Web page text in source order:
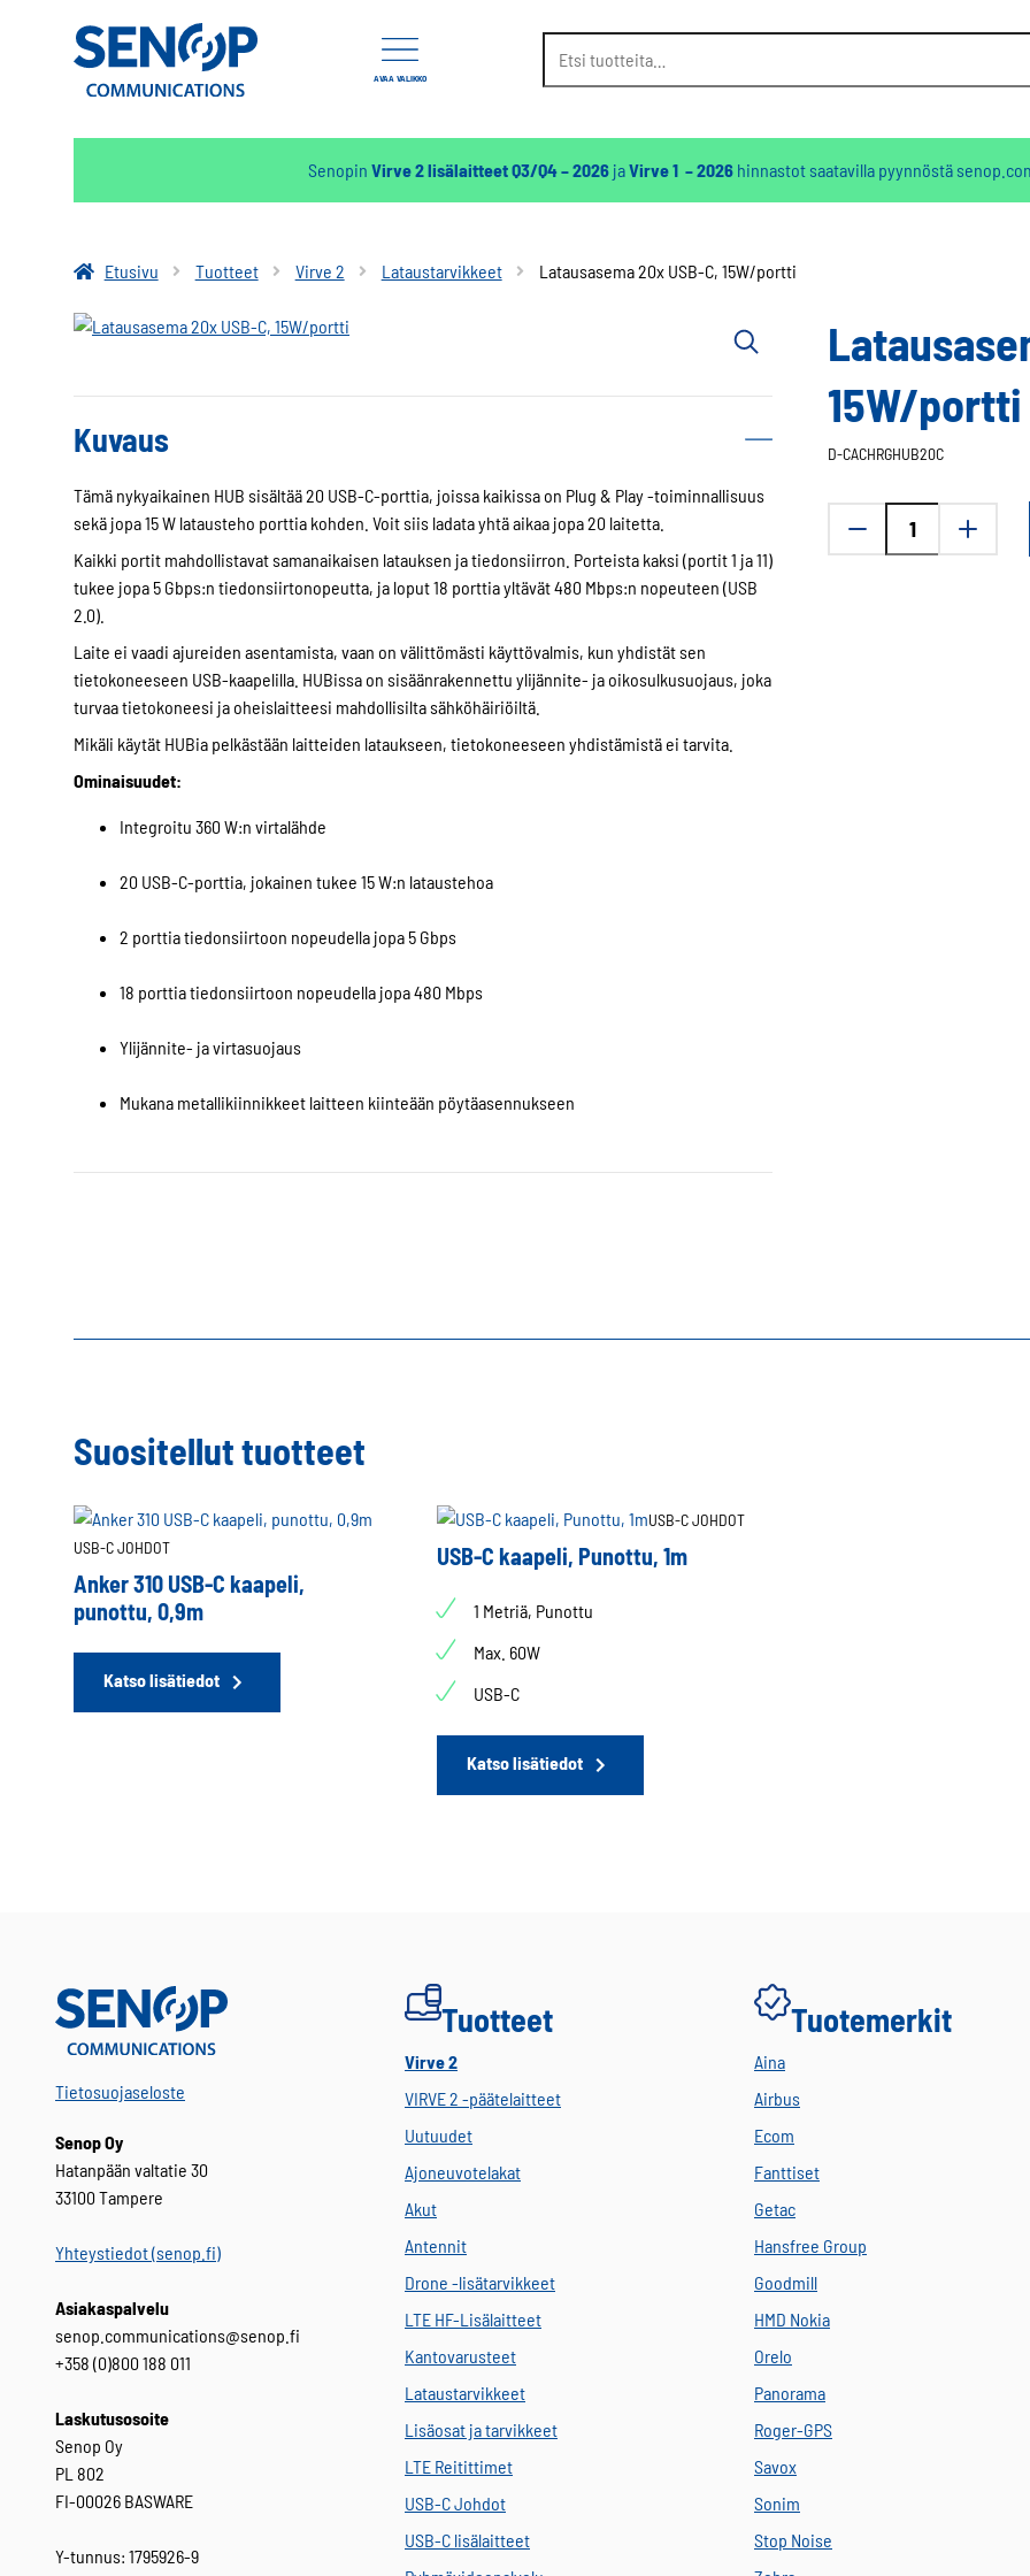
AVAA VALIKKO
Senopin Virve 2 lisälaitteet Q3/Q4 – 2026jaVirve 1 – 2026hinnastot saatavilla pyynnöstä
Etusivu
Tuotteet Virve 2 Lataustarvikkeet Latausasema 20x USB-C, 15W/portti
15W/portti
D-CACHRGHUB20C
Kuvaus
Tämä nykyaikainen HUB sisältää 20 USB-C-porttia, joissa kaikissa on Plug & Play -toiminnallisuus
sekä jopa 15 W latausteho porttia kohden. Voit siis ladata yhtä aikaa jopa 20 laitetta.
Kaikki portit mahdollistavat samanaikaisen latauksen ja tiedonsiirron. Porteista kaksi (portit 1 ja 11)
tukee jopa 5 Gbps:n tiedonsiirtonopeutta, ja loput 18 porttia yltävät 480 Mbps:n nopeuteen (USB
2.0).
Laite ei vaadi ajureiden asentamista, vaan on välittömästi käyttövalmis, kun yhdistät sen
tietokoneeseen USB-kaapelilla. HUBissa on sisäänrakennettu ylijännite- ja oikosulkusuojaus, joka
turvaa tietokoneesi ja oheislaitteesi mahdollisilta sähköhäiriöiltä.
Mikäli käytät HUBia pelkästään laitteiden lataukseen, tietokoneeseen yhdistämistä ei tarvita.
Ominaisuudet:
Integroitu 360 W:n virtalähde
20 USB-C-porttia, jokainen tukee 15 W:n lataustehoa
2 porttia tiedonsiirtoon nopeudella jopa 5 Gbps
18 porttia tiedonsiirtoon nopeudella jopa 480 Mbps
Ylijännite- ja virtasuojaus
Mukana metallikiinnikkeet laitteen kiinteään pöytäasennukseen
Suositellut tuotteet
USB-C JOHDOT
Anker 310 USB-C kaapeli,
punottu, 0,9m
Katso lisätiedot
USB-C JOHDOT
USB-C kaapeli, Punottu, 1m
1 Metriä, Punottu
Max. 60W
USB-C
Katso lisätiedot
Tietosuojaseloste
Senop Oy
Hatanpään valtatie 30
33100 Tampere
Yhteystiedot (senop.fi)
Asiakaspalvelu
senop.communications@senop.fi
+358 (0)800 188 011
Laskutusosoite
Senop Oy
PL 802
FI-00026 BASWARE
Y-tunnus: 1795926-9
Tuotteet
Virve 2
VIRVE 2 -päätelaitteet
Uutuudet
Ajoneuvotelakat
Akut
Antennit
Drone -lisätarvikkeet
LTE HF-Lisälaitteet
Kantovarusteet
Lataustarvikkeet
Lisäosat ja tarvikkeet
LTE Reitittimet
USB-C Johdot
USB-C lisälaitteet
Tuotemerkit
Aina
Airbus
Ecom
Fanttiset
Getac
Hansfree Group
Goodmill
HMD Nokia
Orelo
Panorama
Roger-GPS
Savox
Sonim
Stop Noise